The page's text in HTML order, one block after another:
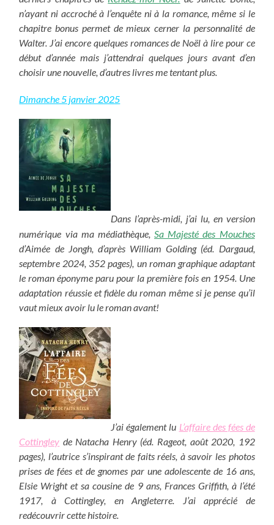
n’ayant ni accroché à l’enquête ni à la romance, même si le
chapitre bonus permet de mieux cerner la personnalité de
Walter. J’ai encore quelques romances de Noël à lire pour ce
début d’année mais j’attendrai quelques jours avant d’en
choisir une nouvelle, d’autres livres me tentant plus.
Dimanche 5 janvier 2025
Dans l’après-midi, j’ai lu, en version
numérique via ma médiathèque, Sa Majesté des Mouches
d’Aimée de Jongh, d’après William Golding (éd. Dargaud,
septembre 2024, 352 pages), un roman graphique adaptant
le roman éponyme paru pour la première fois en 1954. Une
adaptation réussie et fidèle du roman même si je pense qu’il
vaut mieux avoir lu le roman avant!
J’ai également lu L’affaire des fées de
Cottingley de Natacha Henry (éd. Rageot, août 2020, 192
pages), l’autrice s’inspirant de faits réels, à savoir les photos
prises de fées et de gnomes par une adolescente de 16 ans,
Elsie Wright et sa cousine de 9 ans, Frances Griffith, à l’été
1917, à Cottingley, en Angleterre. J’ai apprécié de
redécouvrir cette histoire.